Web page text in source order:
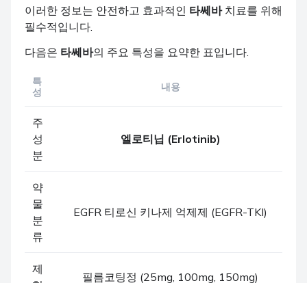
이러한 정보는 안전하고 효과적인 타쎄바치료를 위해
필수적입니다.
다음은 타쎄바의 주요 특성을 요약한 표입니다.
특
성
내용
주
성
분
엘로티닙 (Erlotinib)
약
물
분
류
EGFR 티로신 키나제 억제제 (EGFR-TKI)
제
필름코팅정 (25mg, 100mg, 150mg)